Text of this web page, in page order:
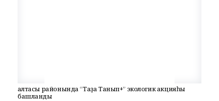
Ҡалтасы районында “Таҙа Танып+” экологик акцияһы
башланды